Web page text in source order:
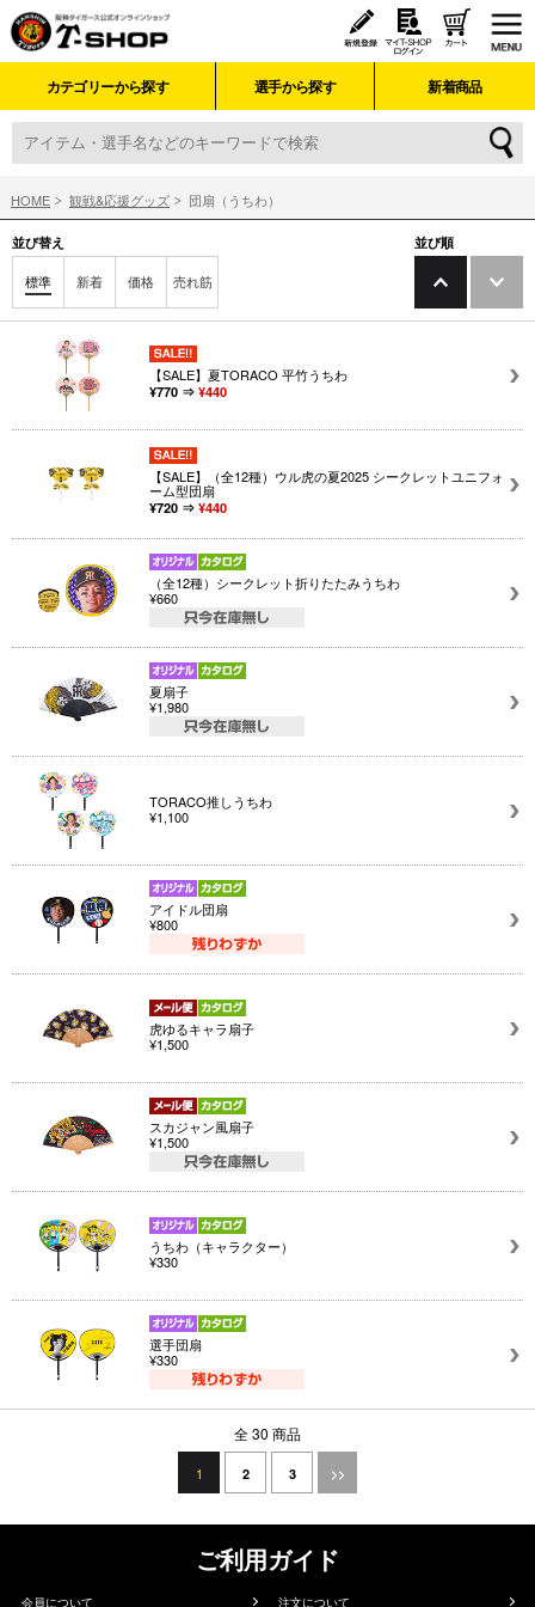
カテゴリーから探す 選手から探す 新着商品
HOME 観戦&応援グッズ 団扇（うちわ）
並び替え
標準 新着 価格 売れ筋
並び順
【SALE】夏TORACO 平竹うちわ
¥770 ⇒ ¥440
【SALE】（全12種）ウル虎の夏2025 シークレットユニフォ
ーム型団扇
¥720 ⇒ ¥440
（全12種）シークレット折りたたみうちわ
¥660
夏扇子
¥1,980
TORACO推しうちわ
¥1,100
アイドル団扇
¥800
虎ゆるキャラ扇子
¥1,500
スカジャン風扇子
¥1,500
うちわ（キャラクター）
¥330
選手団扇
¥330
全 30 商品
1 2 3 >>
ご利用ガイド
会員について 注文について